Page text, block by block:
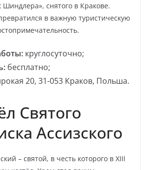
снятого в Кракове.
в важную туристическую
круглосуточно;
бесплатно;
20, 31-053 Краков, Польша.
Святого
Ассизского
– святой, в честь которого в XIII